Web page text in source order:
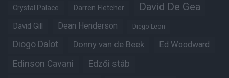
Crystal Palace Darren Fletcher David De Gea
David Gill Dean Henderson Diego Leon
Diogo Dalot Donny van de Beek Ed Woodward
Edinson Cavani Edzői stáb